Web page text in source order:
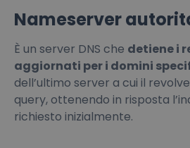
Nameserver
È un server DNS che detiene i
aggiornati per i domini
dell’ultimo server a cui il
query, ottenendo in risposta
richiesto inizialmente.